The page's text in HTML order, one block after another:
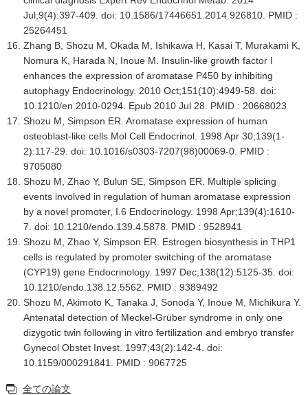
Jul;9(4):397-409. doi: 10.1586/17446651.2014.926810. PMID :
25264451
Zhang B, Shozu M, Okada M, Ishikawa H, Kasai T, Murakami K,
Nomura K, Harada N, Inoue M. Insulin-like growth factor I
enhances the expression of aromatase P450 by inhibiting
autophagy Endocrinology. 2010 Oct;151(10):4949-58. doi:
10.1210/en.2010-0294. Epub 2010 Jul 28. PMID : 20668023
Shozu M, Simpson ER. Aromatase expression of human
osteoblast-like cells Mol Cell Endocrinol. 1998 Apr 30;139(1-
2):117-29. doi: 10.1016/s0303-7207(98)00069-0. PMID :
9705080
Shozu M, Zhao Y, Bulun SE, Simpson ER. Multiple splicing
events involved in regulation of human aromatase expression
by a novel promoter, I.6 Endocrinology. 1998 Apr;139(4):1610-
7. doi: 10.1210/endo.139.4.5878. PMID : 9528941
Shozu M, Zhao Y, Simpson ER. Estrogen biosynthesis in THP1
cells is regulated by promoter switching of the aromatase
(CYP19) gene Endocrinology. 1997 Dec;138(12):5125-35. doi:
10.1210/endo.138.12.5562. PMID : 9389492
Shozu M, Akimoto K, Tanaka J, Sonoda Y, Inoue M, Michikura Y.
Antenatal detection of Meckel-Grüber syndrome in only one
dizygotic twin following in vitro fertilization and embryo transfer
Gynecol Obstet Invest. 1997;43(2):142-4. doi:
10.1159/000291841. PMID : 9067725
全ての論文